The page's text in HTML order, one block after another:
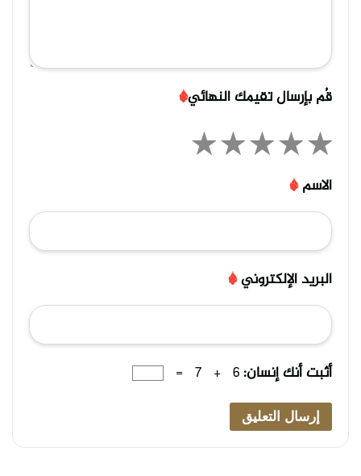
قُم بإرسال تقيمك النهائي*
الاسم*
البريد الإلكتروني*
أثبت أنك إنسان: 6 + 7 =